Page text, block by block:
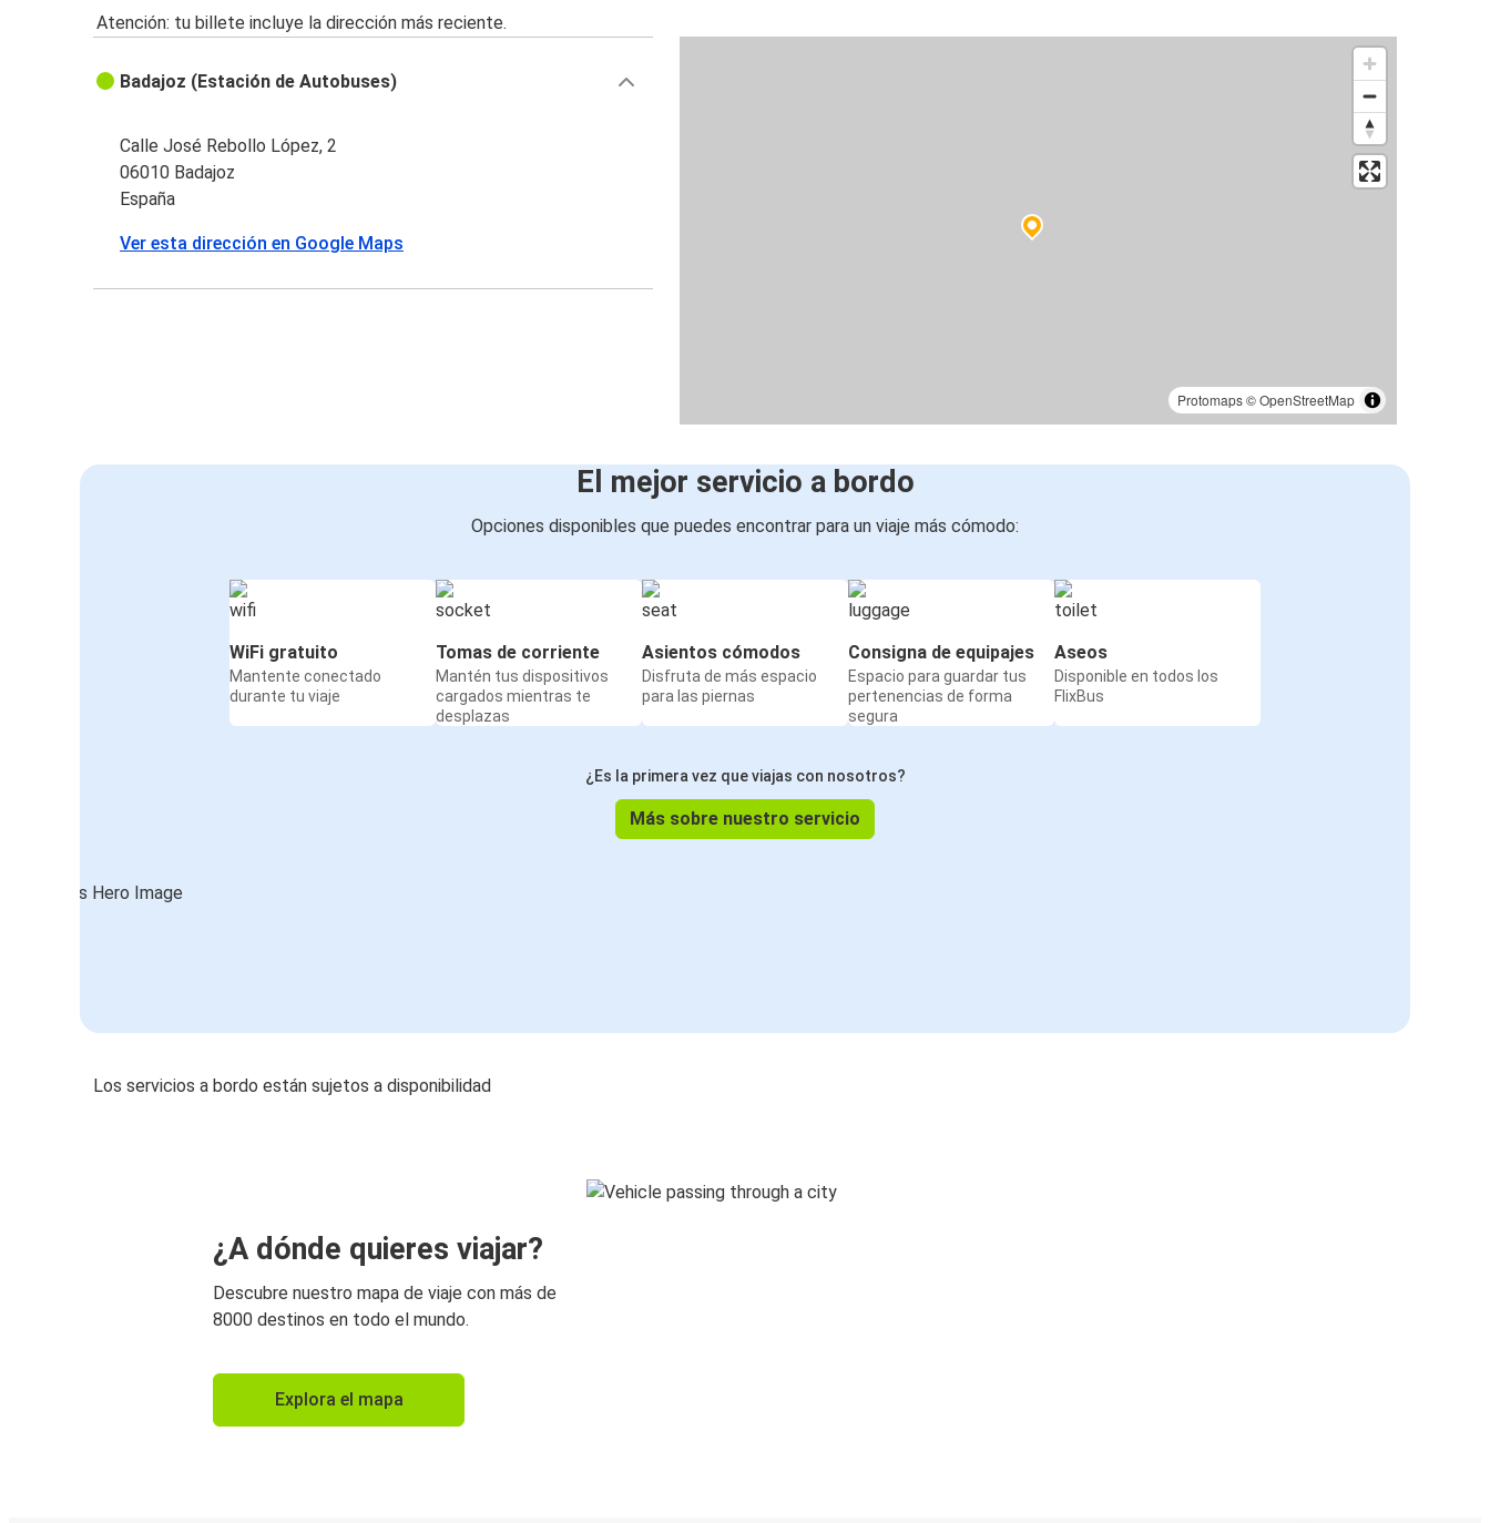
Atención: tu billete incluye la dirección más reciente.
Protomaps©OpenStreetMap
Badajoz (Estación de Autobuses)
Calle José Rebollo López, 2
06010 Badajoz
España
Ver esta dirección en Google Maps
El mejor servicio a bordo
Opciones disponibles que puedes encontrar para un viaje más cómodo:
WiFi gratuito
Mantente conectado
durante tu viaje
Tomas de corriente
Mantén tus dispositivos
cargados mientras te
desplazas
Asientos cómodos
Disfruta de más espacio
para las piernas
Consigna de equipajes
Espacio para guardar tus
pertenencias de forma
segura
Aseos
Disponible en todos los
FlixBus
¿Es la primera vez que viajas con nosotros?
Más sobre nuestro servicio
Los servicios a bordo están sujetos a disponibilidad
¿A dónde quieres viajar?
Descubre nuestro mapa de viaje con más de
8000 destinos en todo el mundo.
Explora el mapa